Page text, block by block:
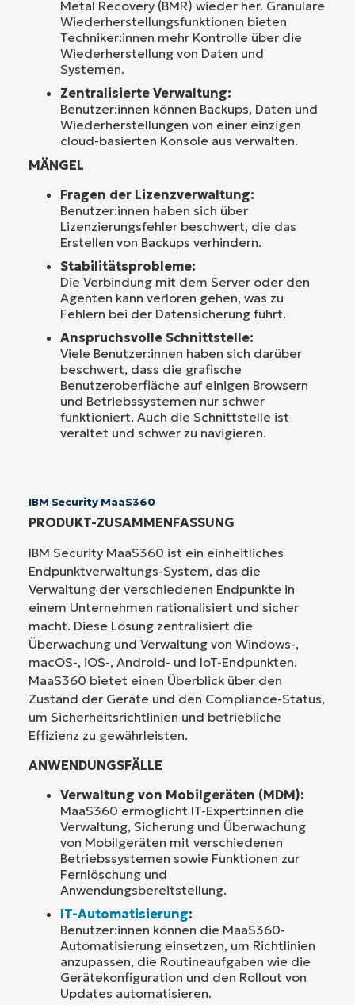
Metal Recovery (BMR) wieder her. Granulare
Wiederherstellungsfunktionen bieten
Techniker:innen mehr Kontrolle über die
Wiederherstellung von Daten und
Systemen.
Zentralisierte Verwaltung:
Benutzer:innen können Backups, Daten und
Wiederherstellungen von einer einzigen
cloud-basierten Konsole aus verwalten.
MÄNGEL
Fragen der Lizenzverwaltung:
Benutzer:innen haben sich über
Lizenzierungsfehler beschwert, die das
Erstellen von Backups verhindern.
Stabilitätsprobleme:
Die Verbindung mit dem Server oder den
Agenten kann verloren gehen, was zu
Fehlern bei der Datensicherung führt.
Anspruchsvolle Schnittstelle:
Viele Benutzer:innen haben sich darüber
beschwert, dass die grafische
Benutzeroberfläche auf einigen Browsern
und Betriebssystemen nur schwer
funktioniert. Auch die Schnittstelle ist
veraltet und schwer zu navigieren.
IBM Security MaaS360
PRODUKT-ZUSAMMENFASSUNG
IBM Security MaaS360 ist ein einheitliches
Endpunktverwaltungs-System, das die
Verwaltung der verschiedenen Endpunkte in
einem Unternehmen rationalisiert und sicher
macht. Diese Lösung zentralisiert die
Überwachung und Verwaltung von Windows-,
macOS-, iOS-, Android- und IoT-Endpunkten.
MaaS360 bietet einen Überblick über den
Zustand der Geräte und den Compliance-Status,
um Sicherheitsrichtlinien und betriebliche
Effizienz zu gewährleisten.
ANWENDUNGSFÄLLE
Verwaltung von Mobilgeräten (MDM):
MaaS360 ermöglicht IT-Expert:innen die
Verwaltung, Sicherung und Überwachung
von Mobilgeräten mit verschiedenen
Betriebssystemen sowie Funktionen zur
Fernlöschung und
Anwendungsbereitstellung.
IT-Automatisierung:
Benutzer:innen können die MaaS360-
Automatisierung einsetzen, um Richtlinien
anzupassen, die Routineaufgaben wie die
Gerätekonfiguration und den Rollout von
Updates automatisieren.